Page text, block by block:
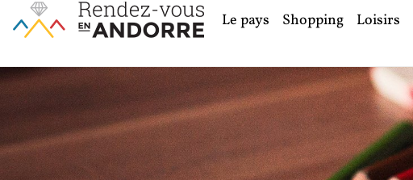
Le pays Shopping Loisirs